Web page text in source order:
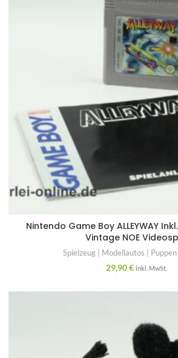
Nintendo Game Boy ALLEYWAY
Vintage NOE
Spielzeug | Modellautos |
29,90€ inkl. MwSt.